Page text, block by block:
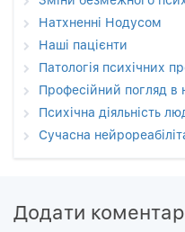
Натхненні Нодусом
Наші пацієнти
Патологія психічних
Професійний погляд в
Психічна діяльність
Сучасна
Додати коментар